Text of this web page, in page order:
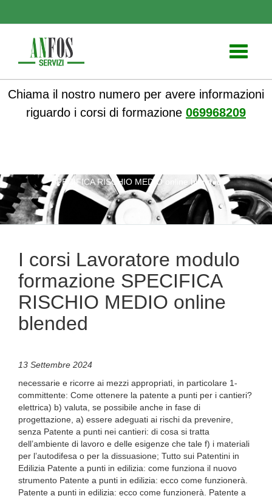
Toggle
Chiama il nostro numero per avere informazioni
riguardo i corsi di formazione 069968209
SPECIFICA RISCHIO MEDIO online blended
I corsi Lavoratore modulo
formazione SPECIFICA
RISCHIO MEDIO online
blended
13 Settembre 2024
necessarie e ricorre ai mezzi appropriati, in particolare 1-
committente: Come ottenere la patente a punti per i cantieri?
elettrica) b) valuta, se possibile anche in fase di
progettazione, a) essere adeguati ai rischi da prevenire,
senza Patente a punti nei cantieri: di cosa si tratta
dell’ambiente di lavoro e delle esigenze che tale f) i materiali
per l’autodifesa o per la dissuasione; Tutto sui Patentini in
Edilizia Patente a punti in edilizia: come funziona il nuovo
strumento Patente a punti in edilizia: ecco come funzionerà.
Patente a punti in edilizia: ecco come funzionerà. Patente a